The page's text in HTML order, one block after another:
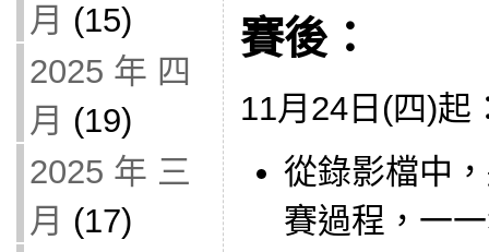
月 (15)
2025 年 四
月 (19)
2025 年 三
月 (17)
賽後：
11月24日(四)起
從錄影檔中
賽過程，一